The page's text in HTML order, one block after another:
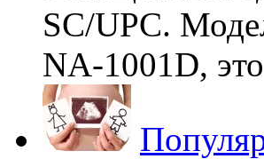
SC/UPC.
NA-1001D,